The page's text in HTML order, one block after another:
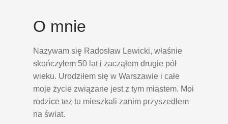
O mnie
Nazywam się Radosław Lewicki, właśnie
skończyłem 50 lat i zacząłem drugie pół
wieku. Urodziłem się w Warszawie i całe
moje życie związane jest z tym miastem. Moi
rodzice też tu mieszkali zanim przyszedłem
na świat.